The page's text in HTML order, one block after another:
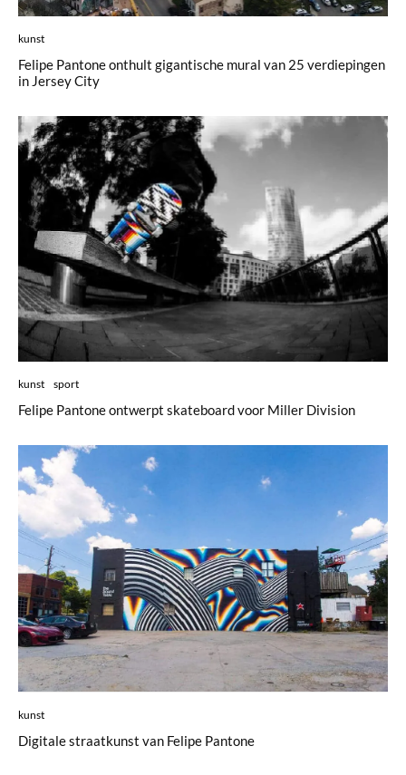
kunst
Felipe Pantone onthult gigantische mural van 25 verdiepingen
in Jersey City
kunst sport
Felipe Pantone ontwerpt skateboard voor Miller Division
kunst
Digitale straatkunst van Felipe Pantone